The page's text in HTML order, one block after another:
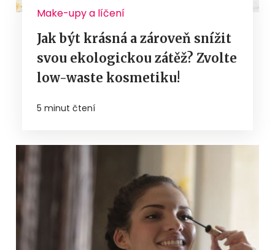
Make-upy a líčení
Jak být krásná a zároveň snížit
svou ekologickou zátěž? Zvolte
low-waste kosmetiku!
5 minut čtení